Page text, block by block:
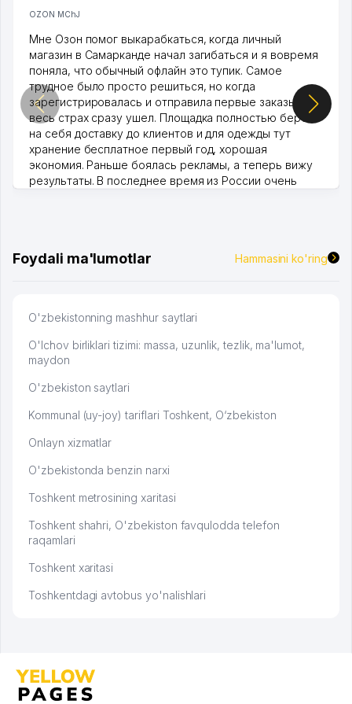
OZON MChJ
Мне Озон помог выкарабкаться, когда личный
магазин в Самарканде начал загибаться и я вовремя
поняла, что обычный офлайн это тупик. Самое
трудное было просто решиться, но когда
зарегистрировалась и отправила первые заказы,
весь страх сразу ушел. Площадка полностью берет
на себя доставку до клиентов и для одежды тут
хранение бесплатное первый год, хорошая
экономия. Раньше боялась рекламы, а теперь вижу
результаты. В последнее время из России очень
Foydali ma'lumotlar Hammasini ko'ring
O'zbekistonning mashhur saytlari
O'lchov birliklari tizimi: massa, uzunlik, tezlik, ma'lumot,
maydon
O'zbekiston saytlari
Kommunal (uy-joy) tariflari Toshkent, O‘zbekiston
Onlayn xizmatlar
O'zbekistonda benzin narxi
Toshkent metrosining xaritasi
Toshkent shahri, O'zbekiston favqulodda telefon
raqamlari
Toshkent xaritasi
Toshkentdagi avtobus yo'nalishlari